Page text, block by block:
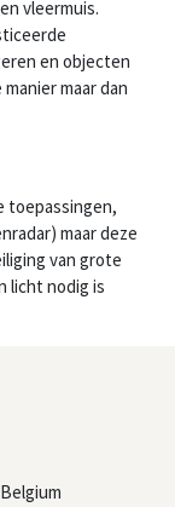
vleermuis.
en objecten
maar dan
toepassingen,
maar deze
van grote
licht nodig is